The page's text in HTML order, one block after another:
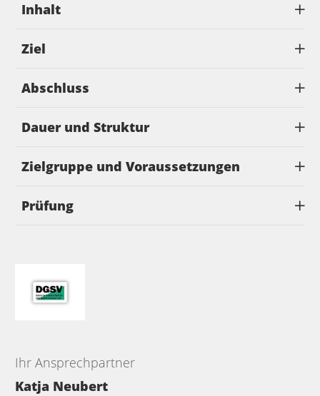
Inhalt
Ziel
Abschluss
Dauer und Struktur
Zielgruppe und Voraussetzungen
Prüfung
Ihr Ansprechpartner
Katja Neubert